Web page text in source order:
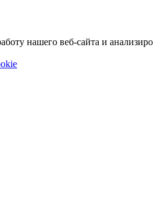
нашего веб-сайта и